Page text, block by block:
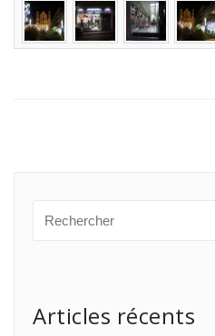
Articles récents